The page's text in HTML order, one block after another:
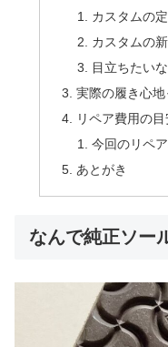
カスタムの
カスタムの
目立ちたい
実際の履き心
リペア費用の
今回のリペ
あとがき
なんで純正ソー